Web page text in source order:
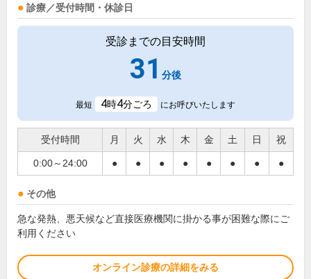
診療／受付時間・休診日
受診までの目安時間
31 分後
最短 4時4分ごろ にお呼びいたします
受付時間 月 火 水 木 金 土 日 祝
0:00～24:00 ● ● ● ● ● ● ● ●
その他
急な発熱、悪天候など直接医療機関に掛かる事が困難な際にご
利用ください
オンライン診療の詳細をみる